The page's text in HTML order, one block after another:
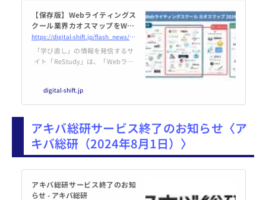
【保存版】Webライティングス
クール業界カオスマップをWeb
メディア「ReStudy」が公開 https://digital-shift.jp/flash_news/FN240801_1
「学び直し」の情報を発信するサ
イト「ReStudy」は、「Webライ
年7月15日に公開した。本カオス
マップには、合計71サービスの
調査し、掲載している。
digital-shift.jp
アキバ総研サービス終了のお知らせ〈ア
キバ総研（2024年8月1日）〉
アキバ総研サービス終了のお知
らせ - アキバ総研